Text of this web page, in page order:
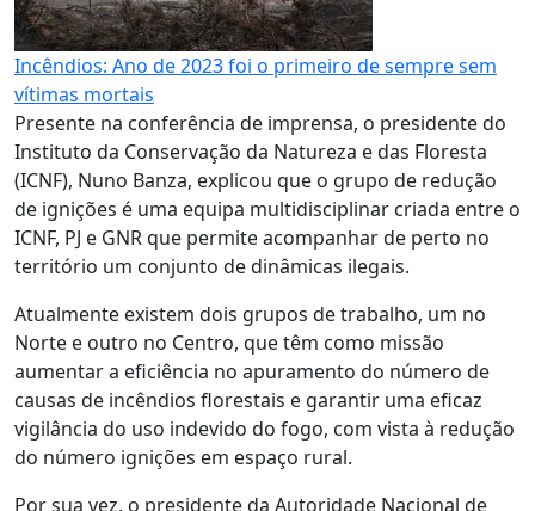
Incêndios: Ano de 2023 foi o primeiro de sempre sem
vítimas mortais
Presente na conferência de imprensa, o presidente do
Instituto da Conservação da Natureza e das Floresta
(ICNF), Nuno Banza, explicou que o grupo de redução
de ignições é uma equipa multidisciplinar criada entre o
ICNF, PJ e GNR que permite acompanhar de perto no
território um conjunto de dinâmicas ilegais.
Atualmente existem dois grupos de trabalho, um no
Norte e outro no Centro, que têm como missão
aumentar a eficiência no apuramento do número de
causas de incêndios florestais e garantir uma eficaz
vigilância do uso indevido do fogo, com vista à redução
do número ignições em espaço rural.
Por sua vez, o presidente da Autoridade Nacional de